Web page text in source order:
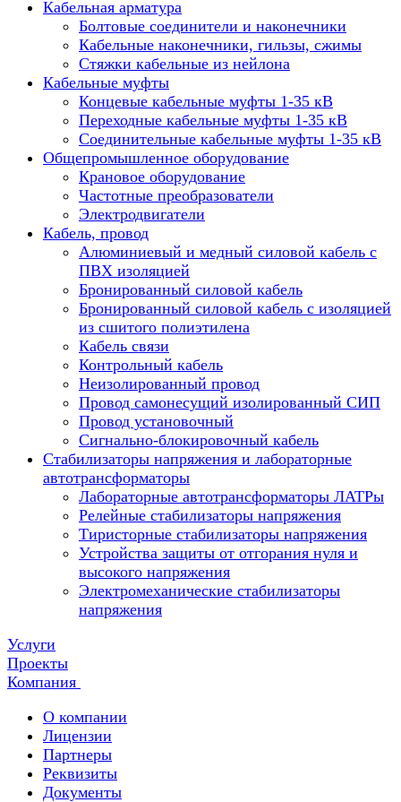
Кабельная арматура
Болтовые соединители и наконечники
Кабельные наконечники, гильзы, сжимы
Стяжки кабельные из нейлона
Кабельные муфты
Концевые кабельные муфты 1-35 кВ
Переходные кабельные муфты 1-35 кВ
Соединительные кабельные муфты 1-35 кВ
Общепромышленное оборудование
Крановое оборудование
Частотные преобразователи
Электродвигатели
Кабель, провод
Алюминиевый и медный силовой кабель с
ПВХ изоляцией
Бронированный силовой кабель
Бронированный силовой кабель с изоляцией
из сшитого полиэтилена
Кабель связи
Контрольный кабель
Неизолированный провод
Провод самонесущий изолированный СИП
Провод установочный
Сигнально-блокировочный кабель
Стабилизаторы напряжения и лабораторные
автотрансформаторы
Лабораторные автотрансформаторы ЛАТРы
Релейные стабилизаторы напряжения
Тиристорные стабилизаторы напряжения
Устройства защиты от отгорания нуля и
высокого напряжения
Электромеханические стабилизаторы
напряжения
Услуги
Проекты
Компания
О компании
Лицензии
Партнеры
Реквизиты
Документы